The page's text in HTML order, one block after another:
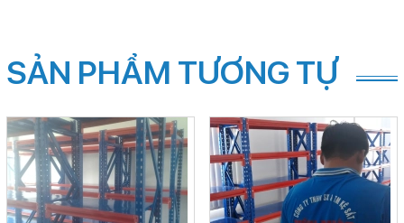
SẢN PHẨM TƯƠNG TỰ